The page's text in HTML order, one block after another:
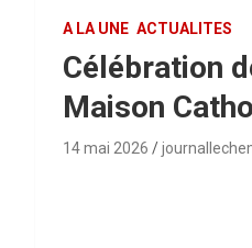
A LA UNE ACTUALITES
Célébration
Maison
14 mai 2026